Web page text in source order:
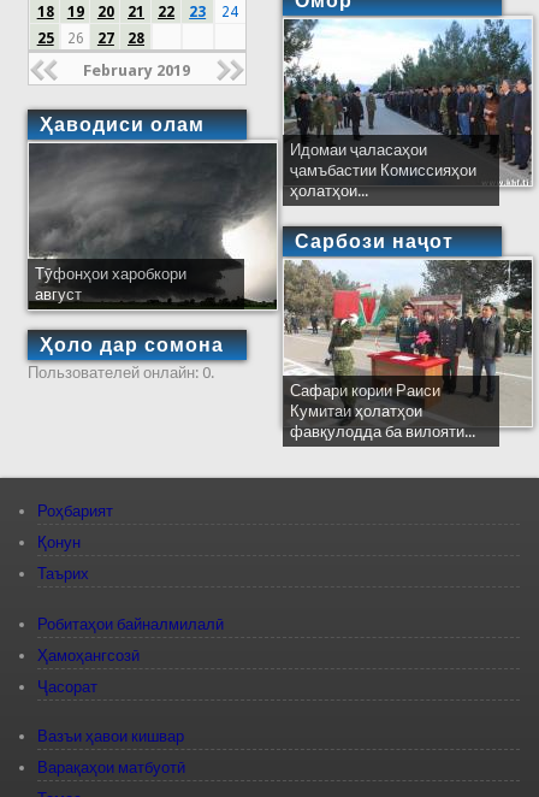
18
19 20 21 22 23
24
25
26 27 28
February 2019
Ҳаводиси олам
Тӯфонҳои харобкори
август
Ҳоло дар сомона
Пользователей онлайн: 0.
Идомаи ҷаласаҳои
ҷамъбастии Комиссияҳои
ҳолатҳои...
Сарбози наҷот
Сафари кории Раиси
Кумитаи ҳолатҳои
фавқулодда ба вилояти...
Роҳбарият
Қонун
Таърих
Робитаҳои байналмилалӣ
Ҳамоҳангсозӣ
Ҷасорат
Вазъи ҳавои кишвар
Варақаҳои матбуотӣ